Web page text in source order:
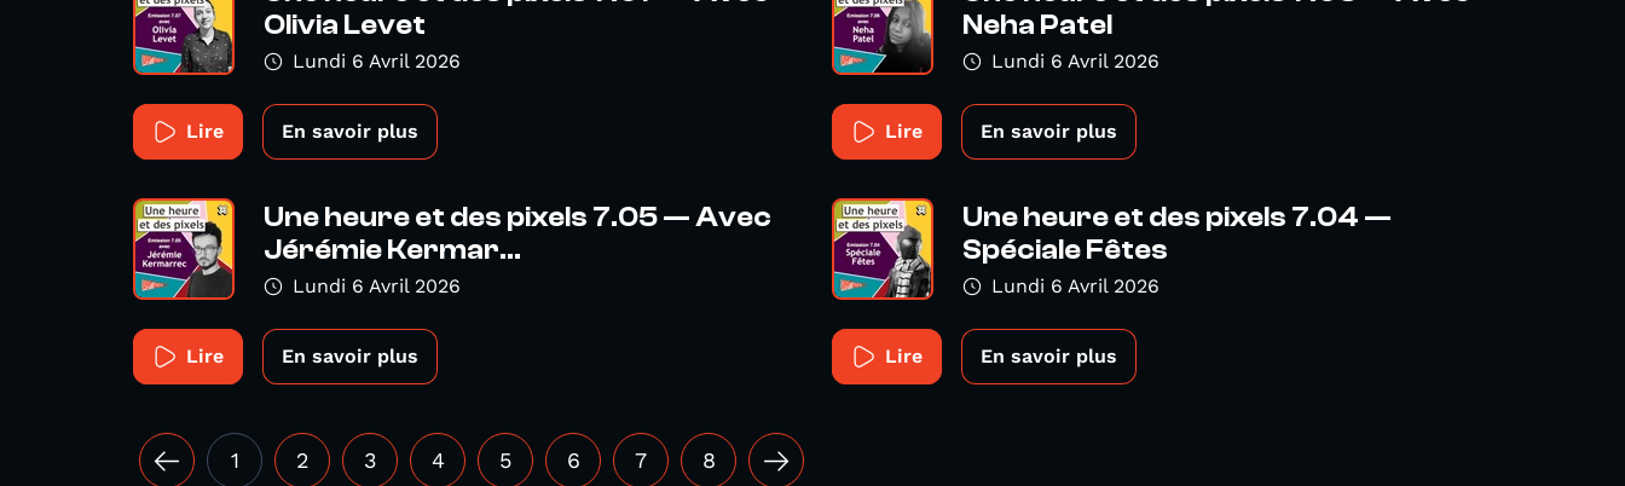
Olivia Levet
Lundi 6 Avril 2026
Lire En savoir plus
Neha Patel
Lundi 6 Avril 2026
Lire En savoir plus
Une heure et des pixels 7.05 — Avec
Jérémie Kermar...
Lundi 6 Avril 2026
Lire En savoir plus
Une heure et des pixels 7.04 —
Spéciale Fêtes
Lundi 6 Avril 2026
Lire En savoir plus
1 2 3 4 5 6 7 8